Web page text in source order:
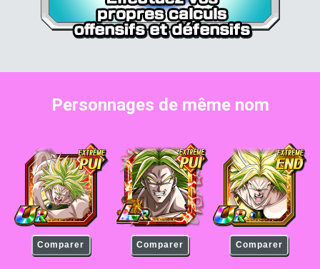
Personnages de même nom
Comparer
Broly Super Saiyan Légendaire
Comparer
Broly Super Saiyan Légendaire
Comparer
Broly Super Saiyan